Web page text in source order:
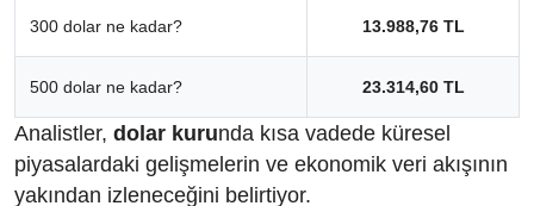
300 dolar ne kadar? 13.988,76 TL
500 dolar ne kadar? 23.314,60 TL
Analistler, dolar kurunda kısa vadede küresel
piyasalardaki gelişmelerin ve ekonomik veri akışının
yakından izleneceğini belirtiyor.